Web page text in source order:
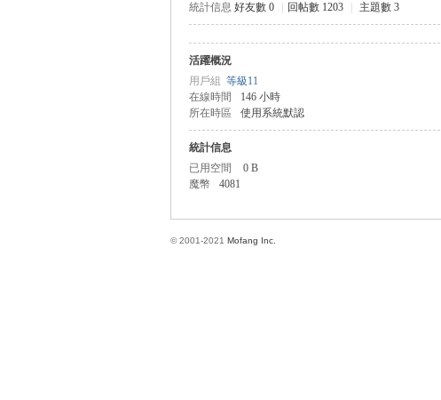
統計信息 好友數 0 回帖數 1203 主題數 3
活躍概況
用戶組 等級11
在線時間
146 小時
所在時區
使用系統默認
統計信息
已用空間
0 B
魔幣
4081
© 2001-2021 Mofang Inc.